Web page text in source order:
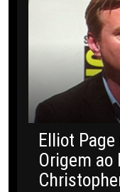
Elliot
Origem ao